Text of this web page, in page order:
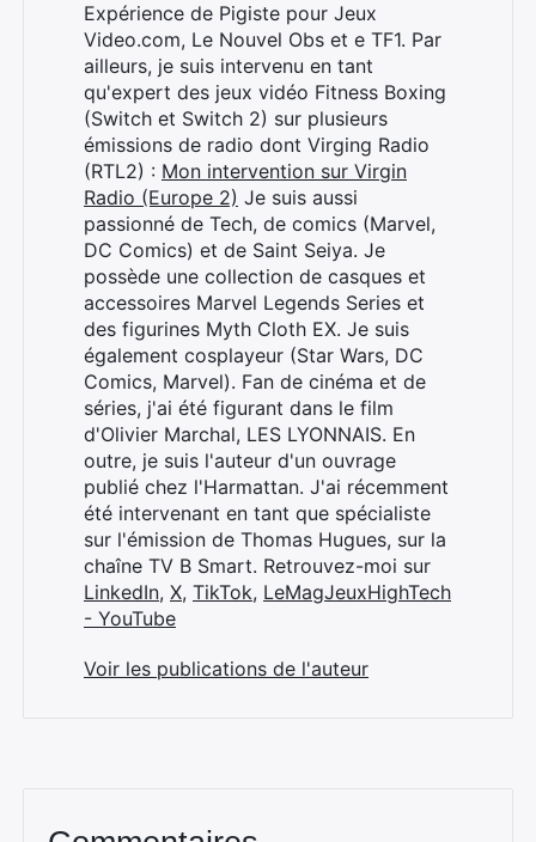
Expérience de Pigiste pour Jeux
Video.com, Le Nouvel Obs et e TF1. Par
ailleurs, je suis intervenu en tant
qu'expert des jeux vidéo Fitness Boxing
(Switch et Switch 2) sur plusieurs
émissions de radio dont Virging Radio
(RTL2) : Mon intervention sur Virgin
Radio (Europe 2) Je suis aussi
passionné de Tech, de comics (Marvel,
DC Comics) et de Saint Seiya. Je
possède une collection de casques et
accessoires Marvel Legends Series et
des figurines Myth Cloth EX. Je suis
également cosplayeur (Star Wars, DC
Comics, Marvel). Fan de cinéma et de
séries, j'ai été figurant dans le film
d'Olivier Marchal, LES LYONNAIS. En
outre, je suis l'auteur d'un ouvrage
publié chez l'Harmattan. J'ai récemment
été intervenant en tant que spécialiste
sur l'émission de Thomas Hugues, sur la
chaîne TV B Smart. Retrouvez-moi sur
LinkedIn, X, TikTok, LeMagJeuxHighTech
- YouTube
Voir les publications de l'auteur